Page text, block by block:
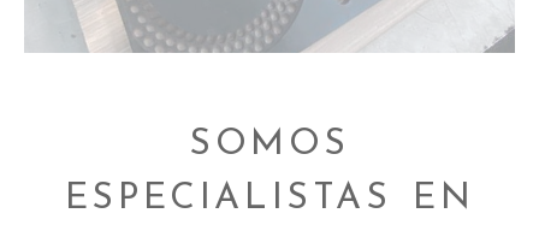
SOMOS
ESPECIALISTAS EN